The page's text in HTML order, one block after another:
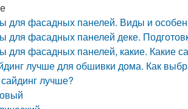
для фасадных панелей. Виды и
для фасадных панелей деке.
для фасадных панелей, какие. Какие
лучше для обшивки дома. Как
лучше?